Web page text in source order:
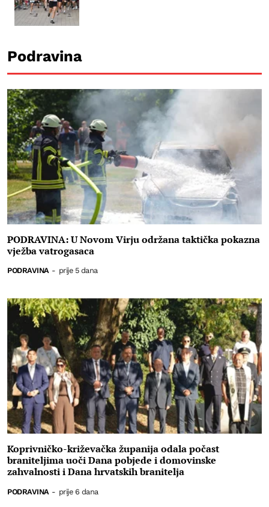
Podravina
PODRAVINA: U Novom Virju održana taktička pokazna
vježba vatrogasaca
PODRAVINA - prije 5 dana
Koprivničko-križevačka županija odala počast
braniteljima uoči Dana pobjede i domovinske
zahvalnosti i Dana hrvatskih branitelja
PODRAVINA - prije 6 dana